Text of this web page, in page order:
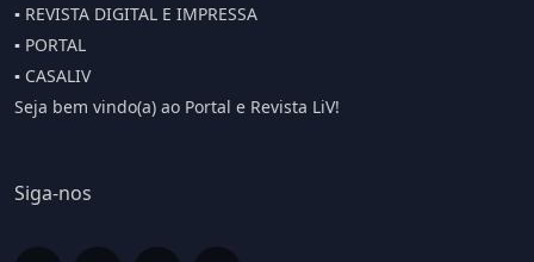
▪️ REVISTA DIGITAL E IMPRESSA
▪️ PORTAL
▪️ CASALIV
Seja bem vindo(a) ao Portal e Revista LiV!
Siga-nos